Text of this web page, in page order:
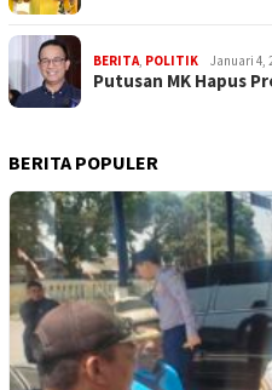
BERITA, POLITIK Januari 4,
Putusan MK Hapus
BERITA POPULER